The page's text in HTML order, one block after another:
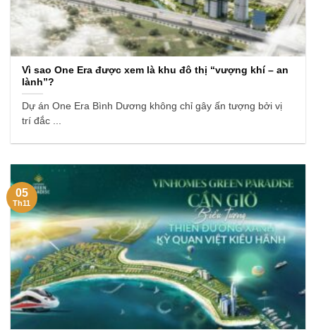
Vì sao One Era được xem là khu đô thị “vượng khí – an
lành”?
Dự án One Era Bình Dương không chỉ gây ấn tượng bởi vị
trí đắc ...
05
Th11